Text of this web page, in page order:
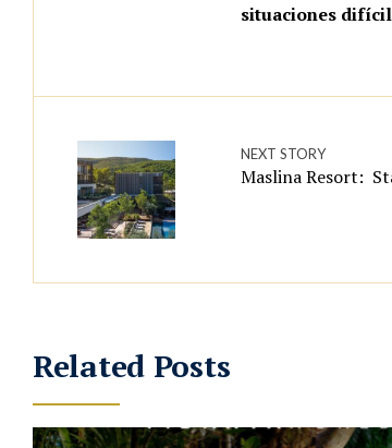
situaciones
NEXT STORY
Maslina Resort:
Related Posts